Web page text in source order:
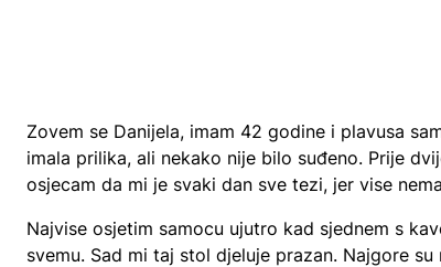
Zovem se Danijela, imam 42 godine i plavusa
imala prilika, ali nekako nije bilo suđeno. Prije
osjecam da mi je svaki dan sve tezi, jer vise
Najvise osjetim samocu ujutro kad sjednem s
svemu. Sad mi taj stol djeluje prazan. Najgore